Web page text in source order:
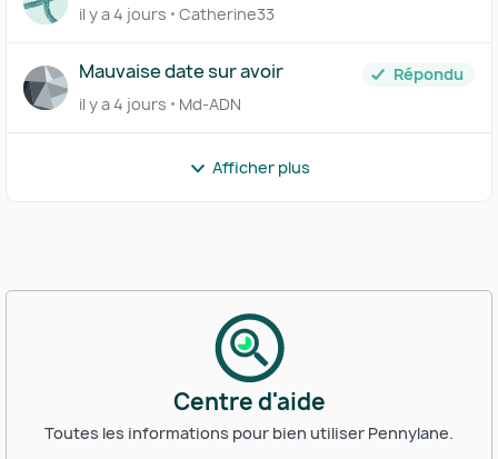
il y a 4 jours Catherine33
Mauvaise date sur avoir
Répondu
il y a 4 jours
Md-ADN
Afficher plus
Centre d'aide
Toutes les informations pour bien utiliser Pennylane.